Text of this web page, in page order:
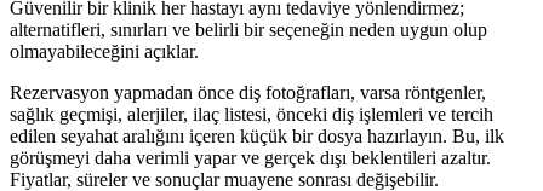
Güvenilir bir klinik her hastayı aynı tedaviye yönlendirmez;
alternatifleri, sınırları ve belirli bir seçeneğin neden uygun olup
olmayabileceğini açıklar.
Rezervasyon yapmadan önce diş fotoğrafları, varsa röntgenler,
sağlık geçmişi, alerjiler, ilaç listesi, önceki diş işlemleri ve tercih
edilen seyahat aralığını içeren küçük bir dosya hazırlayın. Bu, ilk
görüşmeyi daha verimli yapar ve gerçek dışı beklentileri azaltır.
Fiyatlar, süreler ve sonuçlar muayene sonrası değişebilir.